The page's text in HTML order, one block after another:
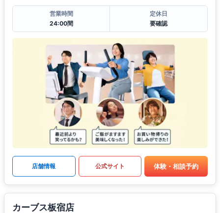
営業時間
24:00間
定休日
要確認
店舗情報 公式サイト 体験・相談予約
カーブス板宿店